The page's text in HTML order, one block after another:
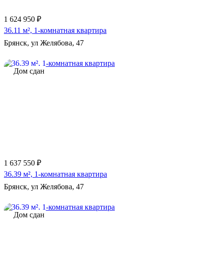
1 624 950 ₽
36.11 м², 1-комнатная квартира
Брянск, ул Желябова, 47
Дом сдан
1 637 550 ₽
36.39 м², 1-комнатная квартира
Брянск, ул Желябова, 47
Дом сдан